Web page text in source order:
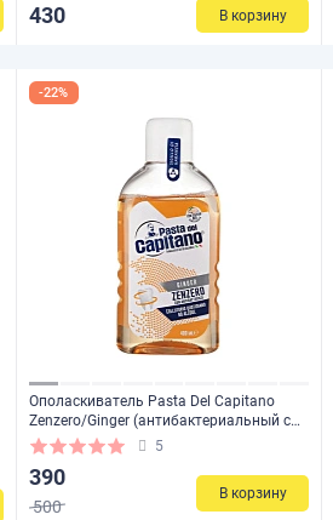
430 В корзину
-22%
Ополаскиватель Pasta Del Capitano
Zenzero/Ginger (антибактериальный с
имбирем), 400 мл
5
390
500
В корзину